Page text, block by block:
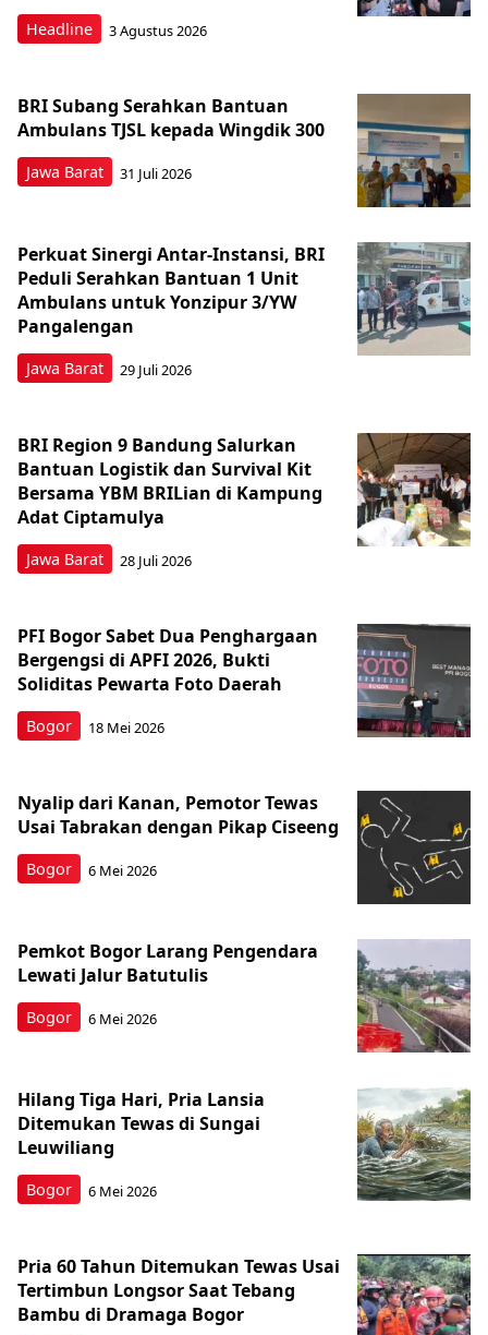
Headline 3 Agustus 2026
Jawa Barat
BRI Subang Serahkan Bantuan
Ambulans TJSL kepada Wingdik 300
31 Juli 2026
Jawa Barat
Perkuat Sinergi Antar-Instansi, BRI
Peduli Serahkan Bantuan 1 Unit
Ambulans untuk Yonzipur 3/YW
Pangalengan
29 Juli 2026
Jawa Barat
BRI Region 9 Bandung Salurkan
Bantuan Logistik dan Survival Kit
Bersama YBM BRILian di Kampung
Adat Ciptamulya
28 Juli 2026
Bogor
PFI Bogor Sabet Dua Penghargaan
Bergengsi di APFI 2026, Bukti
Soliditas Pewarta Foto Daerah
18 Mei 2026
Bogor
Nyalip dari Kanan, Pemotor Tewas
Usai Tabrakan dengan Pikap Ciseeng
6 Mei 2026
Bogor
Pemkot Bogor Larang Pengendara
Lewati Jalur Batutulis
6 Mei 2026
Bogor
Hilang Tiga Hari, Pria Lansia
Ditemukan Tewas di Sungai
Leuwiliang
6 Mei 2026
Pria 60 Tahun Ditemukan Tewas Usai
Tertimbun Longsor Saat Tebang
Bambu di Dramaga Bogor